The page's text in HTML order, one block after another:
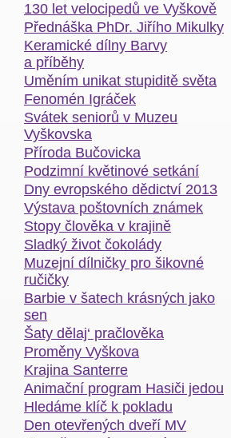
130 let velocipedů ve Vyškově
Přednáška PhDr. Jiřího Mikulky
Keramické dílny Barvy
a příběhy
Uměním unikat stupiditě světa
Fenomén Igráček
Svátek seniorů v Muzeu
Vyškovska
Příroda Bučovicka
Podzimní květinové setkání
Dny evropského dědictví 2013
Výstava poštovních známek
Stopy člověka v krajině
Sladký život čokolády
Muzejní dílničky pro šikovné
ručičky
Barbie v šatech krásných jako
sen
Šaty dělaj‘ pračlověka
Proměny Vyškova
Krajina Santerre
Animační program Hasiči jedou
Hledáme klíč k pokladu
Den otevřených dveří MV